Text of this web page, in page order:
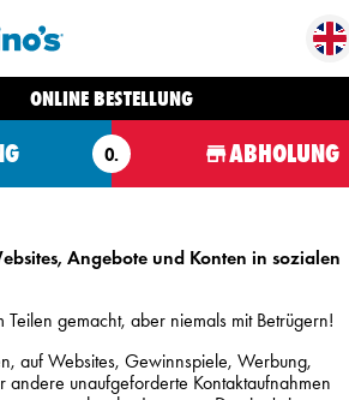
ONLINE BESTELLUNG
O. ABHOLUNG
Angebote und Konten in sozialen
Teilen gemacht, aber niemals mit Betrügern!
auf Websites, Gewinnspiele, Werbung,
unaufgeforderte Kontaktaufnahmen